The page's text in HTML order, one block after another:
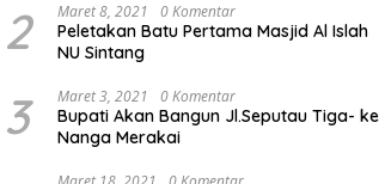
2 Maret 8, 2021 0 Komentar
Peletakan Batu Pertama Masjid Al Islah
NU Sintang
3 Maret 3, 2021 0 Komentar
Bupati Akan Bangun Jl.Seputau Tiga- ke
Nanga Merakai